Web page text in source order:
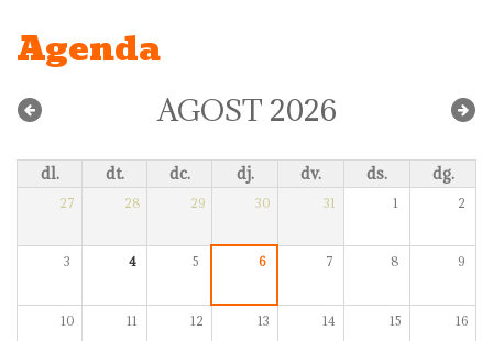
Agenda
AGOST 2026
dl. dt. dc. dj. dv. ds. dg.
27 28 29 30 31 1 2
3 4 5 6 7 8 9
10 11 12 13 14 15 16